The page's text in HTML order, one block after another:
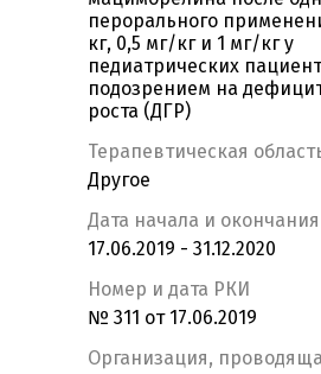
перорального
кг, 0,5 мг/кг и 1 мг/кг у
педиатрических
подозрением на
роста (ДГР)
Терапевтическая
Другое
Дата начала и
17.06.2019 - 31.12.2020
Номер и дата РКИ
№ 311 от 17.06.2019
Организация,